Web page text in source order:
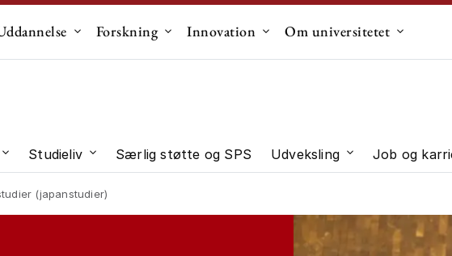
Undermenu til "Uddannelse"
Forskning Undermenu til "Forskning"
Innovation Undermenu til "Innovation"
Om universitetet
Undermenu til "Studievalg"
Studieliv Undermenu til "Studieliv"
Særlig støtte og SPS Udveksling Undermenu til
Job og
(japanstudier)